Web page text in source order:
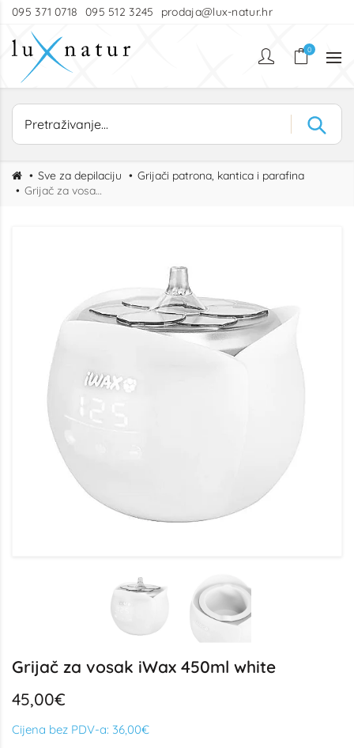
095 371 0718 095 512 3245 prodaja@lux-natur.hr
0
Sve za depilaciju
Grijači patrona, kantica i parafina
Grijač za vosak iWax 450ml white
Grijač za vosak iWax 450ml white
45,00€
Cijena bez PDV-a: 36,00€